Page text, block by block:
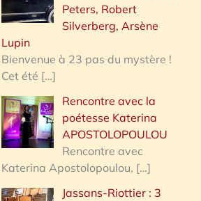
Peters, Robert
Silverberg, Arsène
Lupin
Bienvenue à 23 pas du mystère !
Cet été […]
Rencontre avec la
poétesse Katerina
APOSTOLOPOULOU
Rencontre avec
Katerina Apostolopoulou, […]
Jassans-Riottier : 3